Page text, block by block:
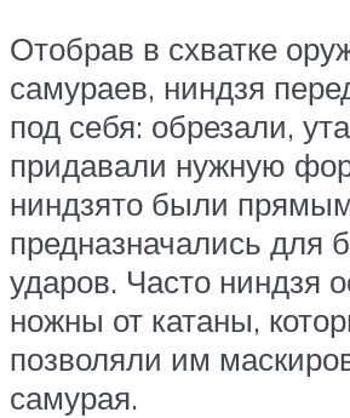
Отобрав в схватке
самураев, ниндзя
под себя: обрезали,
придавали нужную
ниндзято были
предназначались для
ударов. Часто ниндзя
ножны от катаны,
позволяли им
самурая.